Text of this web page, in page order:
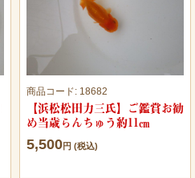
商品コード: 18682
【浜松松田力三氏】ご鑑賞お勧
め当歳らんちゅう約11㎝
5,500円 (税込)